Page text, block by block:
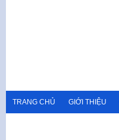
TRANG CHỦ GIỚI THIỆU